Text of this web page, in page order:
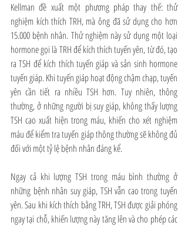
Kellman đề xuất một phương pháp thay thế: thử
nghiệm kích thích TRH, mà ông đã sử dụng cho hơn
15.000 bệnh nhân. Thử nghiệm này sử dụng một loại
hormone gọi là TRH để kích thích tuyến yên, từ đó, tạo
ra TSH để kích thích tuyến giáp và sản sinh hormone
tuyến giáp. Khi tuyến giáp hoạt động chậm chạp, tuyến
yên cần tiết ra nhiều TSH hơn. Tuy nhiên, thông
thường, ở những người bị suy giáp, không thấy lượng
TSH cao xuất hiện trong máu, khiến cho xét nghiệm
máu để kiểm tra tuyến giáp thông thường sẽ không đủ
đối với một tỷ lệ bệnh nhân đáng kể.
Ngay cả khi lượng TSH trong máu bình thường ở
những bệnh nhân suy giáp, TSH vẫn cao trong tuyến
yên. Sau khi kích thích bằng TRH, TSH được giải phóng
ngay tại chỗ, khiến lượng này tăng lên và cho phép các